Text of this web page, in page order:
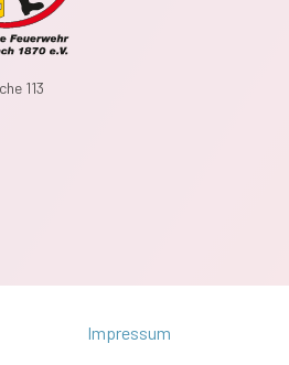
113
Impressum